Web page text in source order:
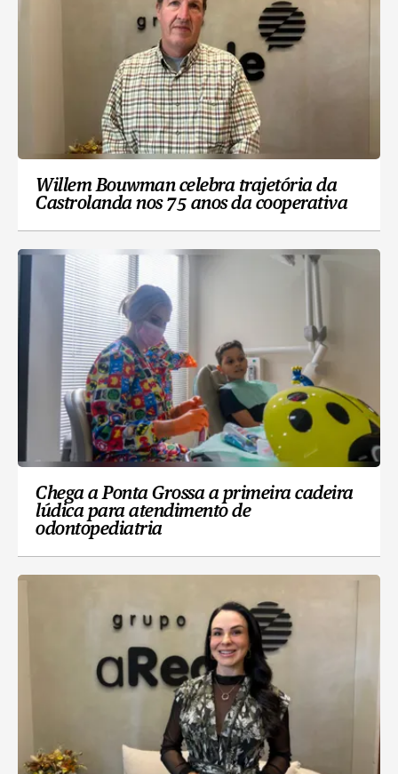
Willem Bouwman celebra trajetória da
Castrolanda nos 75 anos da cooperativa
Chega a Ponta Grossa a primeira cadeira
lúdica para atendimento de
odontopediatria